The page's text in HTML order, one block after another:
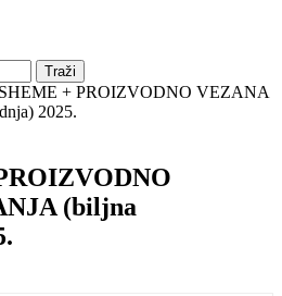
Traži
+ PROIZVODNO VEZANA
2025.
(biljna